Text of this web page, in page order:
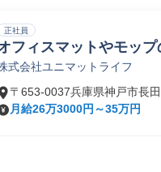
正社員
フィスマットやモッ
式会社ユニマットライフ
〒653-0037兵庫県神戸市長
月給26万3000円～35万円